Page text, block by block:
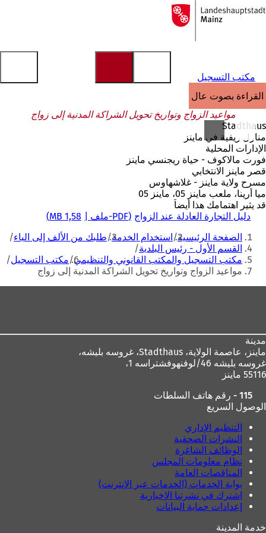
الانتقال إلى المحتوى
إلى
الصفحة
مكتب التسجيل
القراءة بصوت عالٍ
مواعيد الزواج وتواريخ تحويل الشراكة المدنية إلى زواج
Stadthaus
منازل ريفية في ماينز
الإدارات المحلية
فورت مالاكوف - حياة ريجنسي ماينز
قصر ماينز الانتخابي
مسرح ولاية ماينز - غلاشهاوس
ميا أرينا، ملعب ماينز 05، ماينز 05
قد يثير اهتمامك هذا أيضاً
دليل التجارة العادلة عند الزواج PDF-ملف 1,58 MB
أنت
هنا
الصفحة الرئيسية استخدام الخدمة طلبك من الألف إلى الياء
القسم الأول - رئيس البلدية
مكتب التسجيل والمكتب القانوني والتنظيمي مكتب التسجيل
مواعيد الزواج وتواريخ تحويل الشراكة المدنية إلى زواج
مدينة
ماينز، عاصمة الولاية،
غروسه بليشه 46/لوفنهوفشتراسه 1،
55116 ماينز
115 - رقم هاتف السلطات
الوصول السريع
التنظيم الإداري
النشرات الصحفية
الوظائف الشاغرة
نظام معلومات المجلس
المناقصات العامة
بوابة الخدمات (الخدمات عبر الإنترنت)
اشترك في نشرتنا الإخبارية
إعدادات حماية البيانات
خدمة المدينة